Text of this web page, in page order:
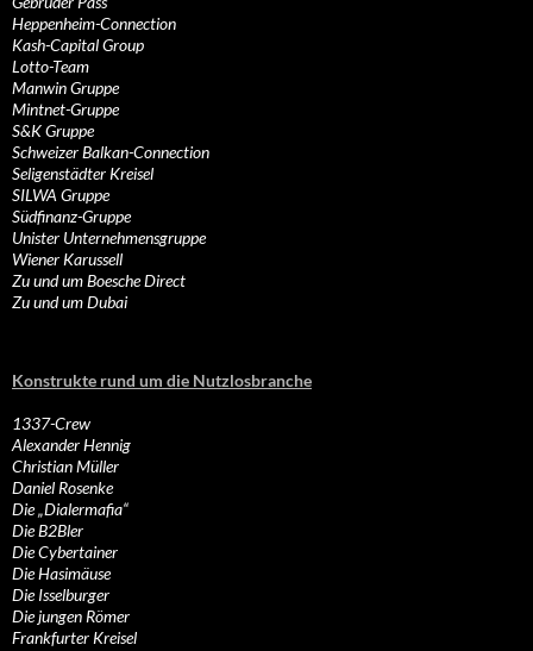
Heppenheim-Connection
Kash-Capital Group
Lotto-Team
Manwin Gruppe
Mintnet-Gruppe
S&K Gruppe
Schweizer Balkan-Connection
Seligenstädter Kreisel
SILWA Gruppe
Südfinanz-Gruppe
Unister Unternehmensgruppe
Wiener Karussell
Zu und um Boesche Direct
Zu und um Dubai
Konstrukte rund um die Nutzlosbranche
1337-Crew
Alexander Hennig
Christian Müller
Daniel Rosenke
Die „Dialermafia“
Die B2Bler
Die Cybertainer
Die Hasimäuse
Die Isselburger
Die jungen Römer
Frankfurter Kreisel